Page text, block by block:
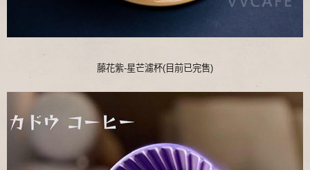
藤花紫-星芒濾杯(目前已完售)